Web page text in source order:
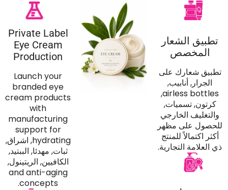
تطبيق الشعار
المخصص
تطبيق شعارك على
الجرار, أنابيب,
airless bottles
,
كرتون, تسميات,
والتغليف الخارجي
للحصول على مظهر
أكثر اكتمالاً للمنتج
ذي العلامة التجارية.
Private Label
Eye Cream
Production
Launch your
branded eye
cream products
with
manufacturing
support for
hydrating, اشراق,
ثبات, مهدئا, الببتيد,
الكافيين, الريتينول,
and anti-aging
concepts
.